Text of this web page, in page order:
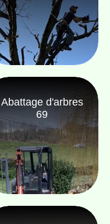
Abattage d'arbres
69